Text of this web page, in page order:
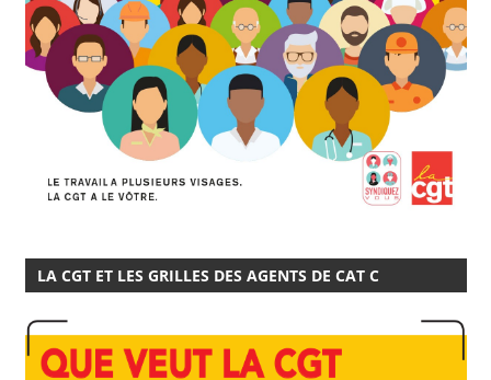
LA CGT ET LES GRILLES DES AGENTS DE CAT C